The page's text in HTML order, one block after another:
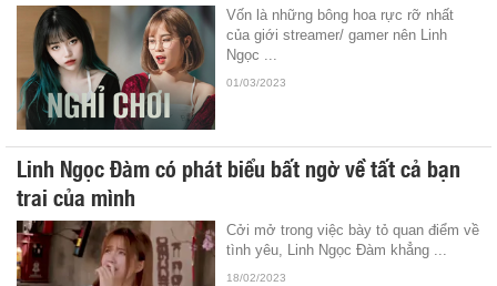
Vốn là những bông hoa rực rỡ nhất
của giới streamer/ gamer nên Linh
Ngọc ...
01/03/2023
Linh Ngọc Đàm có phát biểu bất ngờ về tất cả bạn
trai của mình
Cởi mở trong việc bày tỏ quan điểm về
tình yêu, Linh Ngọc Đàm khẳng ...
18/02/2023